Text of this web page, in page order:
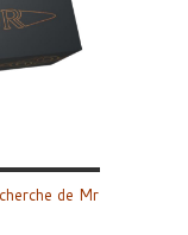
de Mr